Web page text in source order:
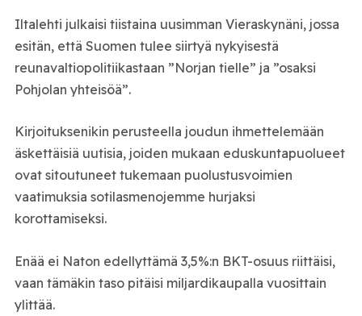
Iltalehti julkaisi tiistaina uusimman Vieraskynäni, jossa
esitän, että Suomen tulee siirtyä nykyisestä
reunavaltiopolitiikastaan ”Norjan tielle” ja ”osaksi
Pohjolan yhteisöä”.
Kirjoituksenikin perusteella joudun ihmettelemään
äskettäisiä uutisia, joiden mukaan eduskuntapuolueet
ovat sitoutuneet tukemaan puolustusvoimien
vaatimuksia sotilasmenojemme hurjaksi
korottamiseksi.
Enää ei Naton edellyttämä 3,5%:n BKT-osuus riittäisi,
vaan tämäkin taso pitäisi miljardikaupalla vuosittain
ylittää.